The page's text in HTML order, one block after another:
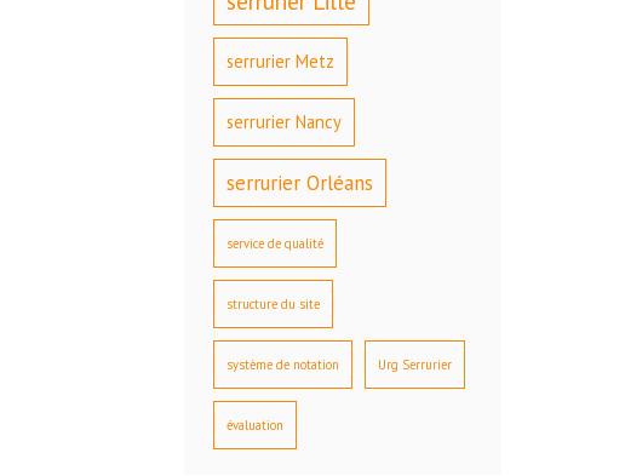
serrurier Metz
serrurier Nancy
serrurier Orléans
service de qualité
structure du site
système de notation Urg Serrurier
évaluation